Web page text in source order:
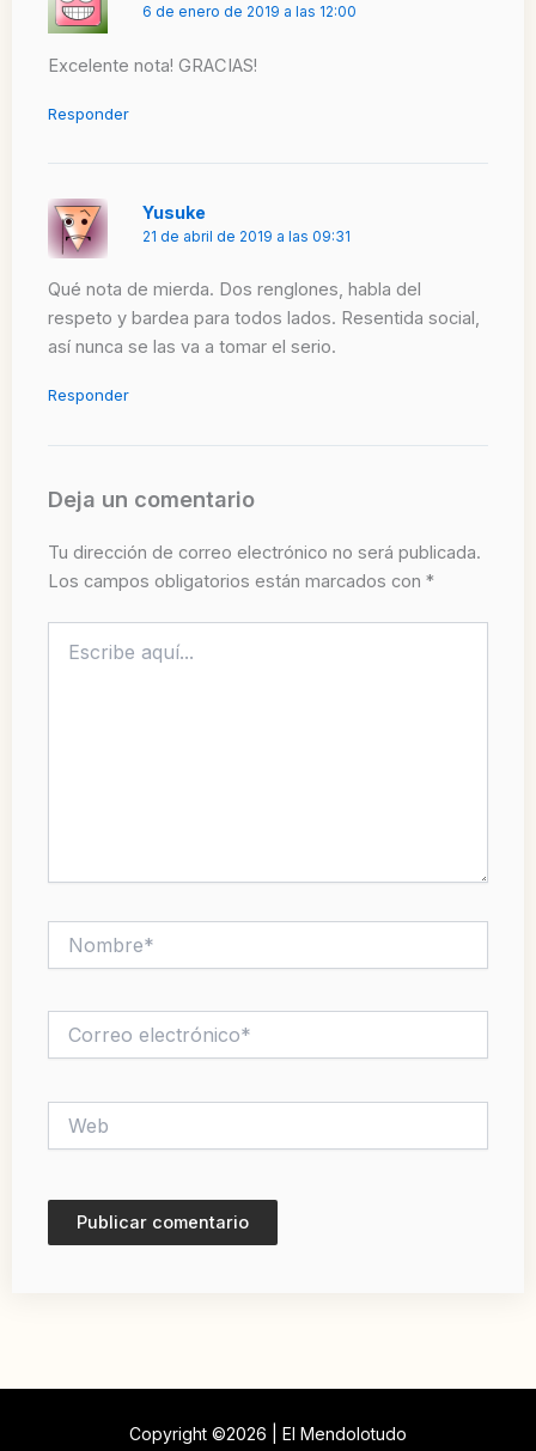
6 de enero de 2019 a las 12:00
Excelente nota! GRACIAS!
Responder
Yusuke
21 de abril de 2019 a las 09:31
Qué nota de mierda. Dos renglones, habla del
respeto y bardea para todos lados. Resentida social,
así nunca se las va a tomar el serio.
Responder
Deja un comentario
Tu dirección de correo electrónico no será publicada.
Los campos obligatorios están marcados con *
aquí...
electrónico*
Copyright ©2026 | El Mendolotudo